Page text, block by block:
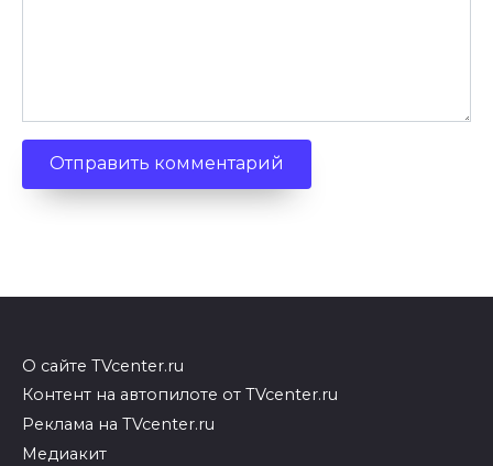
О сайте TVcenter.ru
Контент на автопилоте от TVcenter.ru
Реклама на TVcenter.ru
Медиакит